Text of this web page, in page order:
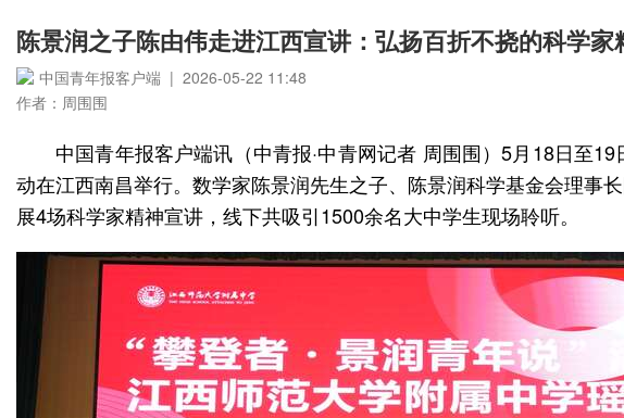
陈景润之子陈由伟走进江西宣讲：弘扬百折不挠的科学家
中国青年报客户端 | 2026-05-22 11:48
作者：周围围
中国青年报客户端讯（中青报·中青网记者 周围围）5月18日至
动在江西南昌举行。数学家陈景润先生之子、陈景润科学基金会理事
展4场科学家精神宣讲，线下共吸引1500余名大中学生现场聆听。